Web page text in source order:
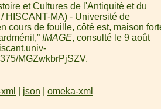
et Cultures de l'Antiquité et du
HISCANT-MA) - Université de
cours de fouille, côté est, maison
IMAGE, consulté le 9 août
MGZwkbrPjSZV.
json omeka-xml